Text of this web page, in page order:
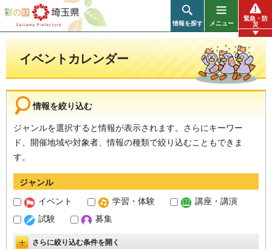
彩の国 埼玉県
情報を探す メニュー
緊急・防
災
イベントカレンダー
情報を絞り込む
ジャンルを選択すると情報が表示されます。さらにキーワー
ド、開催地域や対象者、情報の種類で絞り込むこともできま
す。
ジャンル
イベント
学習・体験
講座・講演
試験
募集
詳細設定を開く
さらに絞り込む条件を開く